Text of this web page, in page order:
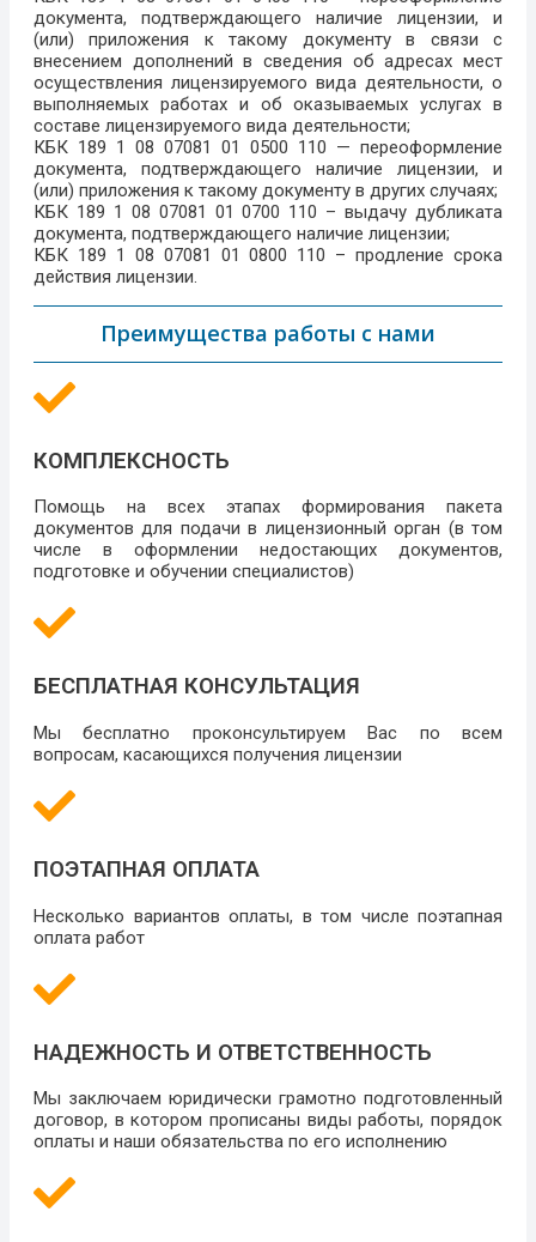
документа, подтверждающего наличие лицензии, и
(или) приложения к такому документу в связи с
внесением дополнений в сведения об адресах мест
осуществления лицензируемого вида деятельности, о
выполняемых работах и об оказываемых услугах в
составе лицензируемого вида деятельности;
КБК 189 1 08 07081 01 0500 110 — переоформление
документа, подтверждающего наличие лицензии, и
(или) приложения к такому документу в других случаях;
КБК 189 1 08 07081 01 0700 110 – выдачу дубликата
документа, подтверждающего наличие лицензии;
КБК 189 1 08 07081 01 0800 110 – продление срока
действия лицензии.
Преимущества работы с нами
КОМПЛЕКСНОСТЬ
Помощь на всех этапах формирования пакета
документов для подачи в лицензионный орган (в том
числе в оформлении недостающих документов,
подготовке и обучении специалистов)
БЕСПЛАТНАЯ КОНСУЛЬТАЦИЯ
Мы бесплатно проконсультируем Вас по всем
вопросам, касающихся получения лицензии
ПОЭТАПНАЯ ОПЛАТА
Несколько вариантов оплаты, в том числе поэтапная
оплата работ
НАДЕЖНОСТЬ И ОТВЕТСТВЕННОСТЬ
Мы заключаем юридически грамотно подготовленный
договор, в котором прописаны виды работы, порядок
оплаты и наши обязательства по его исполнению